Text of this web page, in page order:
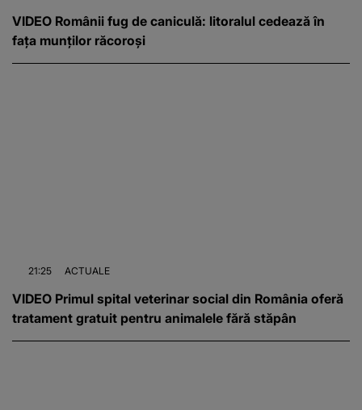
VIDEO Românii fug de caniculă: litoralul cedează în
fața munților răcoroși
21:25 ACTUALE
VIDEO Primul spital veterinar social din România oferă
tratament gratuit pentru animalele fără stăpân